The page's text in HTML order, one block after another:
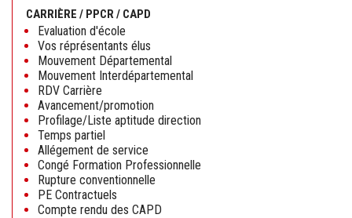
CARRIÈRE / PPCR / CAPD
Evaluation d'école
Vos réprésentants élus
Mouvement Départemental
Mouvement Interdépartemental
RDV Carrière
Avancement/promotion
Profilage/Liste aptitude direction
Temps partiel
Allégement de service
Congé Formation Professionnelle
Rupture conventionnelle
PE Contractuels
Compte rendu des CAPD